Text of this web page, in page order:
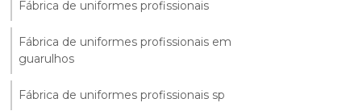
Fábrica de uniformes profissionais
Fábrica de uniformes profissionais em
guarulhos
Fábrica de uniformes profissionais sp